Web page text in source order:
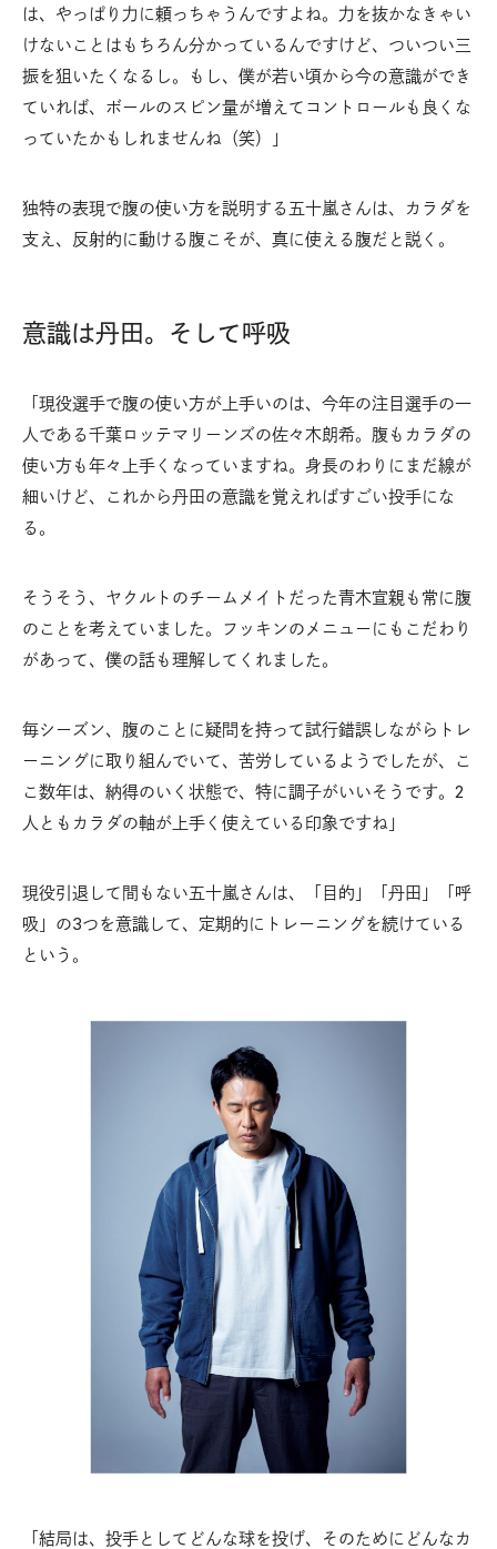
は、やっぱり力に頼っちゃうんですよね。力を抜かなきゃい
けないことはもちろん分かっているんですけど、ついつい三
振を狙いたくなるし。もし、僕が若い頃から今の意識ができ
ていれば、ボールのスピン量が増えてコントロールも良くな
っていたかもしれませんね（笑）」
独特の表現で腹の使い方を説明する五十嵐さんは、カラダを
支え、反射的に動ける腹こそが、真に使える腹だと説く。
意識は丹田。そして呼吸
「現役選手で腹の使い方が上手いのは、今年の注目選手の一
人である千葉ロッテマリーンズの佐々木朗希。腹もカラダの
使い方も年々上手くなっていますね。身長のわりにまだ線が
細いけど、これから丹田の意識を覚えればすごい投手にな
る。
そうそう、ヤクルトのチームメイトだった青木宣親も常に腹
のことを考えていました。フッキンのメニューにもこだわり
があって、僕の話も理解してくれました。
毎シーズン、腹のことに疑問を持って試行錯誤しながらトレ
ーニングに取り組んでいて、苦労しているようでしたが、こ
こ数年は、納得のいく状態で、特に調子がいいそうです。2
人ともカラダの軸が上手く使えている印象ですね」
現役引退して間もない五十嵐さんは、「目的」「丹田」「呼
吸」の3つを意識して、定期的にトレーニングを続けている
という。
「結局は、投手としてどんな球を投げ、そのためにどんなカ